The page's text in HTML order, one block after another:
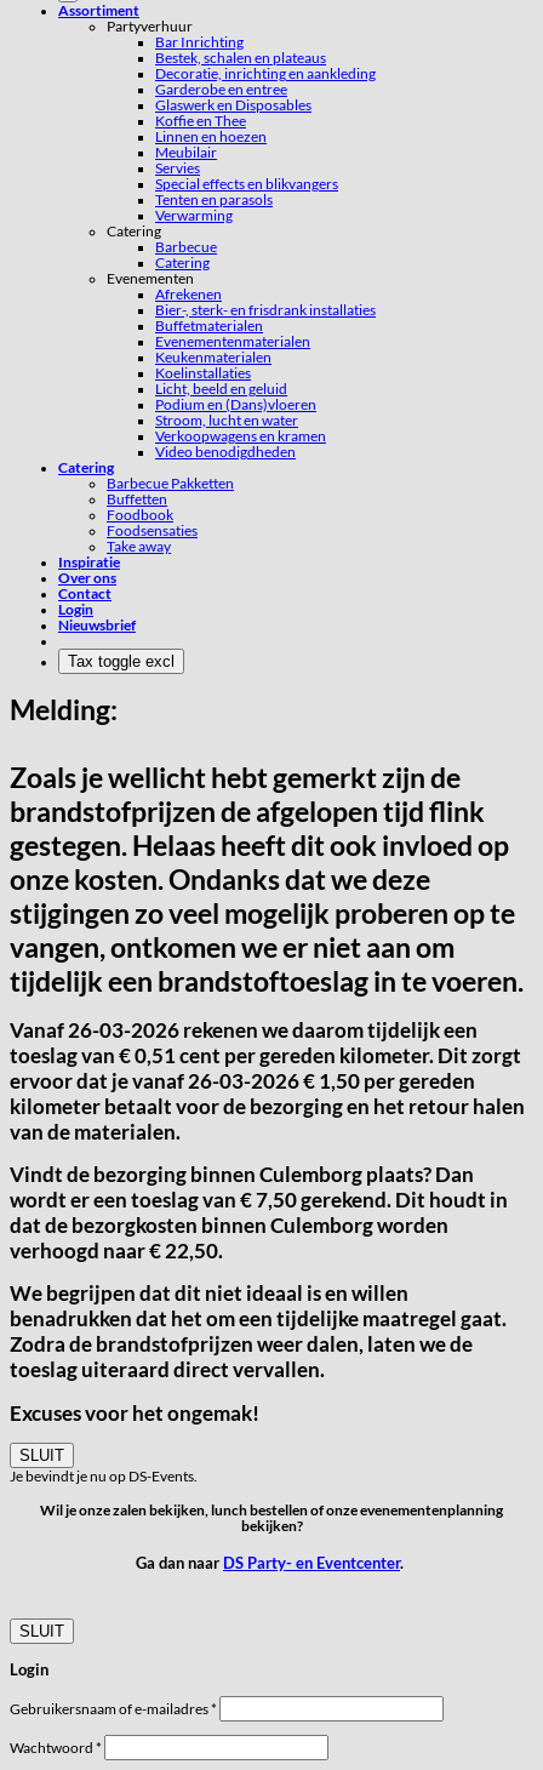
Assortiment
Partyverhuur
Bar Inrichting
Bestek, schalen en plateaus
Decoratie, inrichting en aankleding
Garderobe en entree
Glaswerk en Disposables
Koffie en Thee
Linnen en hoezen
Meubilair
Servies
Special effects en blikvangers
Tenten en parasols
Verwarming
Catering
Barbecue
Catering
Evenementen
Afrekenen
Bier-, sterk- en frisdrank installaties
Buffetmaterialen
Evenementenmaterialen
Keukenmaterialen
Koelinstallaties
Licht, beeld en geluid
Podium en (Dans)vloeren
Stroom, lucht en water
Verkoopwagens en kramen
Video benodigdheden
Catering
Barbecue Pakketten
Buffetten
Foodbook
Foodsensaties
Take away
Inspiratie
Over ons
Contact
Login
Nieuwsbrief
Melding:
Zoals je wellicht hebt gemerkt zijn de
brandstofprijzen de afgelopen tijd flink
gestegen. Helaas heeft dit ook invloed op
onze kosten. Ondanks dat we deze
stijgingen zo veel mogelijk proberen op te
vangen, ontkomen we er niet aan om
tijdelijk een brandstoftoeslag in te voeren.
Vanaf26-03-2026rekenen we daarom tijdelijk een
toeslag van€ 0,51 cent per gereden kilometer.Dit zorgt
ervoor dat je vanaf 26-03-2026 € 1,50 per gereden
kilometer betaalt voor de bezorging en het retour halen
van de materialen.
Vindt de bezorging binnen Culemborg plaats? Dan
wordt er een toeslag van € 7,50 gerekend. Dit houdt in
dat de bezorgkosten binnen Culemborg worden
verhoogd naar € 22,50.
We begrijpen dat dit niet ideaal is en willen
benadrukken dat het om een tijdelijke maatregel gaat.
Zodra de brandstofprijzen weer dalen, laten we de
toeslag uiteraard direct vervallen.
Excuses voor het ongemak!
SLUIT
Je bevindt je nu op DS-Events.
Wil je onze zalen bekijken, lunch bestellen of onze evenementenplanning
bekijken?
Ga dan naar DS Party- en Eventcenter.
SLUIT
Login
Gebruikersnaam of e-mailadres* Vereist
Wachtwoord *